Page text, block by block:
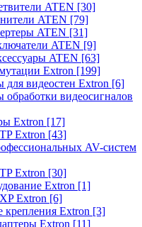
ATEN [30]
ATEN [79]
ATEN [31]
ATEN [9]
ATEN [63]
Extron [199]
для видеостен Extron [6]
обработки видеосигналов
Extron [17]
Extron [43]
AV-систем
Extron [30]
Extron [1]
Extron [6]
Extron [3]
Extron [11]